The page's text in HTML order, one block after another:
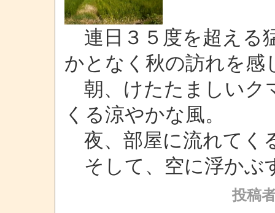
連日３５度を超える
かとなく秋の訪れを感
朝、けたたましいク
くる涼やかな風。
夜、部屋に流れてく
そして、空に浮かぶ
投稿